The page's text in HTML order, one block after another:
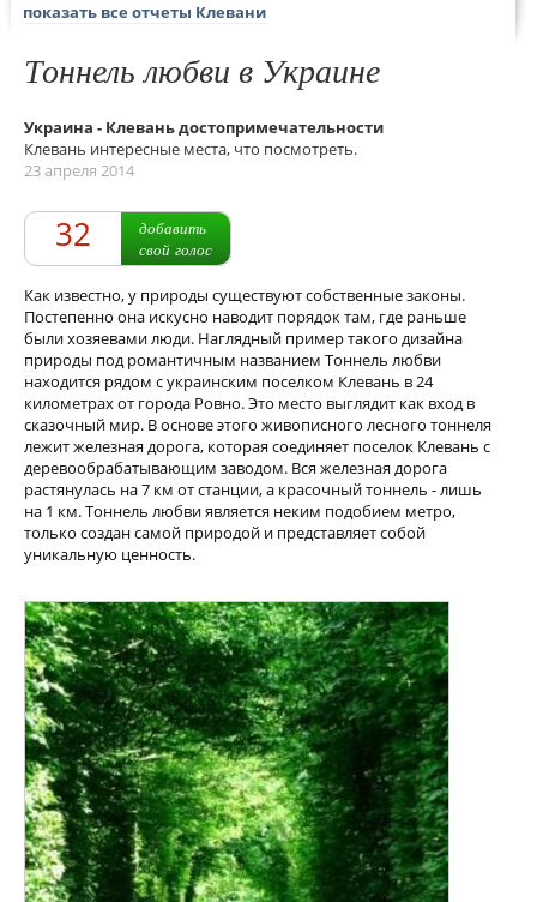
показать все отчеты Клевани
Тоннель любви в Украине
Украина - Клевань достопримечательности
Клевань интересные места, что посмотреть.
23 апреля 2014
32
добавить
свой голос
Как известно, у природы существуют собственные законы.
Постепенно она искусно наводит порядок там, где раньше
были хозяевами люди. Наглядный пример такого дизайна
природы под романтичным названием Тоннель любви
находится рядом с украинским поселком Клевань в 24
километрах от города Ровно. Это место выглядит как вход в
сказочный мир. В основе этого живописного лесного тоннеля
лежит железная дорога, которая соединяет поселок Клевань с
деревообрабатывающим заводом. Вся железная дорога
растянулась на 7 км от станции, а красочный тоннель - лишь
на 1 км. Тоннель любви является неким подобием метро,
только создан самой природой и представляет собой
уникальную ценность.